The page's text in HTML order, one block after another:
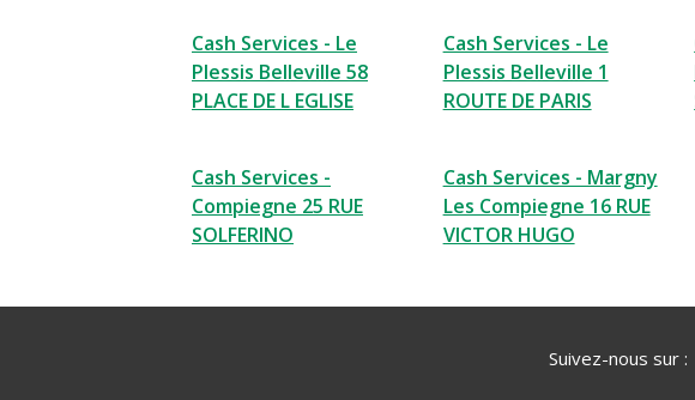
Cash Services - Le
Plessis Belleville 58
PLACE DE L EGLISE
Cash Services - Le
Plessis Belleville 1
ROUTE DE PARIS
Cash Services -
Compiegne 25 RUE
SOLFERINO
Cash Services - Margny
Les Compiegne 16 RUE
VICTOR HUGO
Suivez-nous sur :